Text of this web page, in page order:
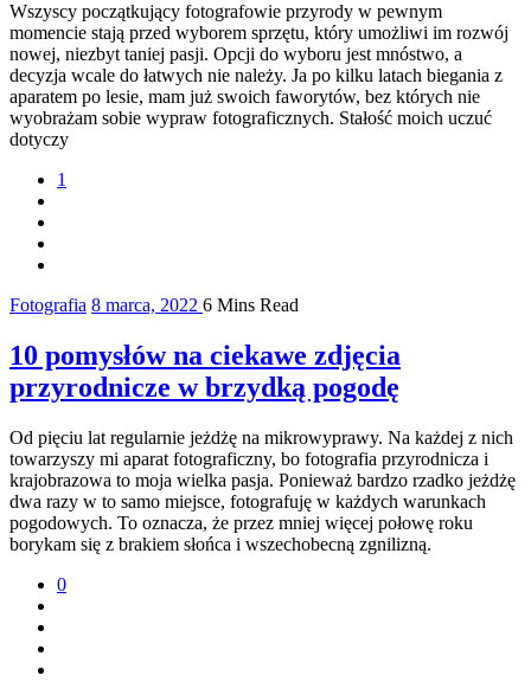
Wszyscy początkujący fotografowie przyrody w pewnym
momencie stają przed wyborem sprzętu, który umożliwi im rozwój
nowej, niezbyt taniej pasji. Opcji do wyboru jest mnóstwo, a
decyzja wcale do łatwych nie należy. Ja po kilku latach biegania z
aparatem po lesie, mam już swoich faworytów, bez których nie
wyobrażam sobie wypraw fotograficznych. Stałość moich uczuć
dotyczy
1
Fotografia 8 marca, 2022 6 Mins Read
10 pomysłów na ciekawe zdjęcia
przyrodnicze w brzydką pogodę
Od pięciu lat regularnie jeżdżę na mikrowyprawy. Na każdej z nich
towarzyszy mi aparat fotograficzny, bo fotografia przyrodnicza i
krajobrazowa to moja wielka pasja. Ponieważ bardzo rzadko jeżdżę
dwa razy w to samo miejsce, fotografuję w każdych warunkach
pogodowych. To oznacza, że przez mniej więcej połowę roku
borykam się z brakiem słońca i wszechobecną zgnilizną.
0